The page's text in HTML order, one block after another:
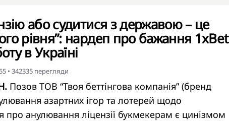
або судитися з державою – це
рівня”: нардеп про бажання 1xBet
в Україні
• 342335 перегляди
Позов ТОВ “Твоя беттінгова компанія” (бренд
азартних ігор та лотерей щодо
про анулювання ліцензії букмекерам є цинізмом